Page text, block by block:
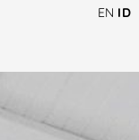
EN ID